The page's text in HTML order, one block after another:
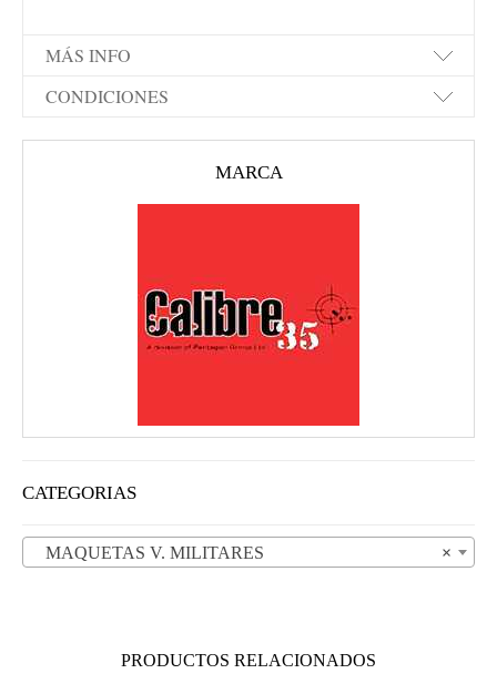
MÁS INFO
CONDICIONES
MARCA
CATEGORIAS
×
MAQUETAS V. MILITARES
PRODUCTOS RELACIONADOS